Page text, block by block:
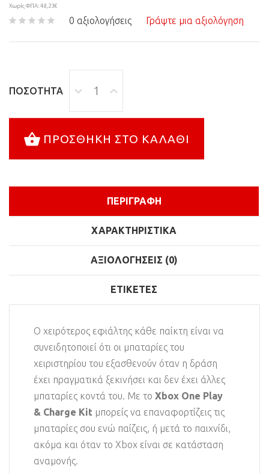
Χωρίς ΦΠΑ: 48,23€
0 αξιολογήσεις Γράψτε μια αξιολόγηση
ΠΟΣΌΤΗΤΑ
ΠΡΟΣΘΉΚΗ ΣΤΟ ΚΑΛΆΘΙ
ΠΕΡΙΓΡΑΦΉ
ΧΑΡΑΚΤΗΡΙΣΤΙΚΆ
ΑΞΙΟΛΟΓΉΣΕΙΣ (0)
ΕΤΙΚΈΤΕΣ
Ο χειρότερος εφιάλτης κάθε παίκτη είναι να
συνειδητοποιεί ότι οι μπαταρίες του
χειριστηρίου του εξασθενούν όταν η δράση
έχει πραγματικά ξεκινήσει και δεν έχει άλλες
μπαταρίες κοντά του. Με το Xbox One Play
& Charge Kit μπορείς να επαναφορτίζεις τις
μπαταρίες σου ενώ παίζεις, ή μετά το παιχνίδι,
ακόμα και όταν το Xbox είναι σε κατάσταση
αναμονής.